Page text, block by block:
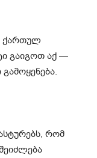
ქართულ
გაიგოთ აქ —
რომ